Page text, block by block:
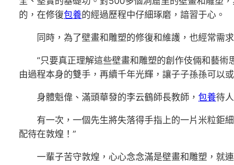
的，在修復包養的經過歷程中仔細琢磨，諳習于心。
同時，為了壁畫和雕塑的修復和維護，也經常需求
“只要真正理解這些壁畫和雕塑的創作伎倆和藝術
由過程本身的雙手，再續千年光輝，讓子子孫孫可以
身體魁偉、滿頭華發的李云鶴師長教師， 包養待
有一次，一個先生將失落得手指上的一片米粒鉅細
配待在敦煌！”
一輩子苦守敦煌，心心念念滿是壁畫和雕塑，就連